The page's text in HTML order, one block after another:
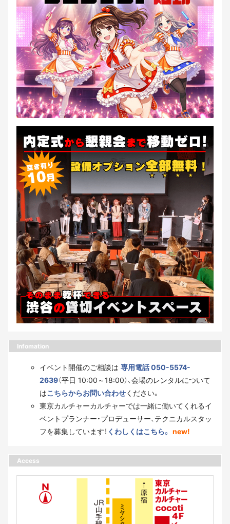
Infomation
イベント開催のご相談は 専用電話 050-5574-
2639（平日 10:00～18:00）、会場のレンタルについて
はこちらからお問い合わせください。
東京カルチャーカルチャーでは一緒に働いてくれるイ
ベントプランナー・プロデューサー、テクニカルスタッ
フを募集しています！ くわしくはこちら。 new!
Access